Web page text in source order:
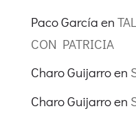
Paco García en
CON PATRICIA
Charo Guijarroen
Charo Guijarroen